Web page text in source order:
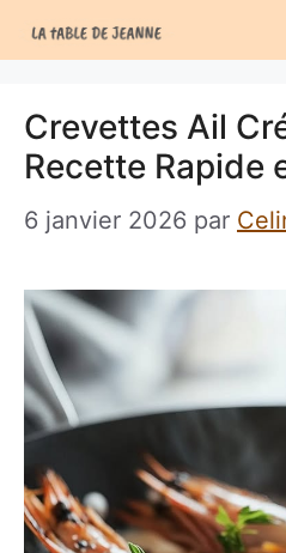
au
Crevettes Ail
Recette Rapide
6 janvier 2026 par